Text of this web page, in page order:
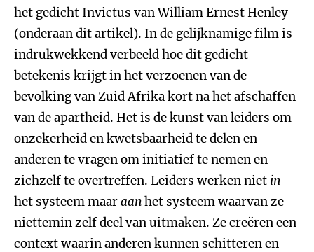
het gedicht Invictus van William Ernest Henley
(onderaan dit artikel). In de gelijknamige film is
indrukwekkend verbeeld hoe dit gedicht
betekenis krijgt in het verzoenen van de
bevolking van Zuid Afrika kort na het afschaffen
van de apartheid. Het is de kunst van leiders om
onzekerheid en kwetsbaarheid te delen en
anderen te vragen om initiatief te nemen en
zichzelf te overtreffen. Leiders werken niet in
het systeem maaraanhet systeem waarvan ze
niettemin zelf deel van uitmaken. Ze creëren een
context waarin anderen kunnen schitteren en